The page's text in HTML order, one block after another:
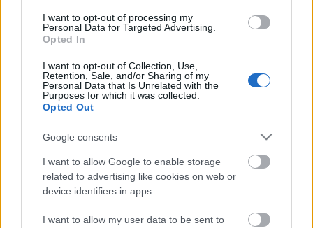
I want to opt-out of processing my
Personal Data for Targeted Advertising.
Opted In
I want to opt-out of Collection, Use,
Retention, Sale, and/or Sharing of my
Personal Data that Is Unrelated with the
Purposes for which it was collected.
Opted Out
Google consents
I want to allow Google to enable storage
related to advertising like cookies on web or
device identifiers in apps.
I want to allow my user data to be sent to
December 22-én, a hagyományokhoz híven a Kabóca
együtt ünnepel a családokkal: délelőtt kézműves
gyerekeket és hozzátartozóikat, majd vendége, az
Aranyszamár Bábszínház mutatja beRégi karácsony
című darabját.
A téli szünetben, december 27-én a Volt egyszer egy...
december 29-én pedig az Autósmese, avagy Toda,
Berci és a Csodamercicímű mesét játssza a
bábszínház.